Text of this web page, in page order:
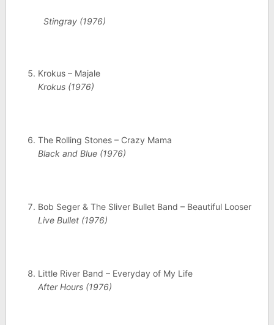
Stingray (1976)
Krokus – Majale
Krokus (1976)
The Rolling Stones – Crazy Mama
Black and Blue (1976)
Bob Seger & The Sliver Bullet Band – Beautiful Looser
Live Bullet (1976)
Little River Band – Everyday of My Life
After Hours (1976)